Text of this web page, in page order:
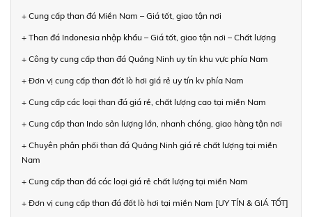
+ Cung cấp than đá Miền Nam – Giá tốt, giao tận nơi
+ Than đá Indonesia nhập khẩu – Giá tốt, giao tận nơi – Chất lượng
+ Công ty cung cấp than đá Quảng Ninh uy tín khu vực phía Nam
+ Đơn vị cung cấp than đốt lò hơi giá rẻ uy tín kv phía Nam
+ Cung cấp các loại than đá giá rẻ, chất lượng cao tại miền Nam
+ Cung cấp than Indo sản lượng lớn, nhanh chóng, giao hàng tận nơi
+ Chuyên phân phối than đá Quảng Ninh giá rẻ chất lượng tại miền
Nam
+ Cung cấp than đá các loại giá rẻ chất lượng tại miền Nam
+ Đơn vị cung cấp than đá đốt lò hơi tại miền Nam [UY TÍN & GIÁ TỐT]